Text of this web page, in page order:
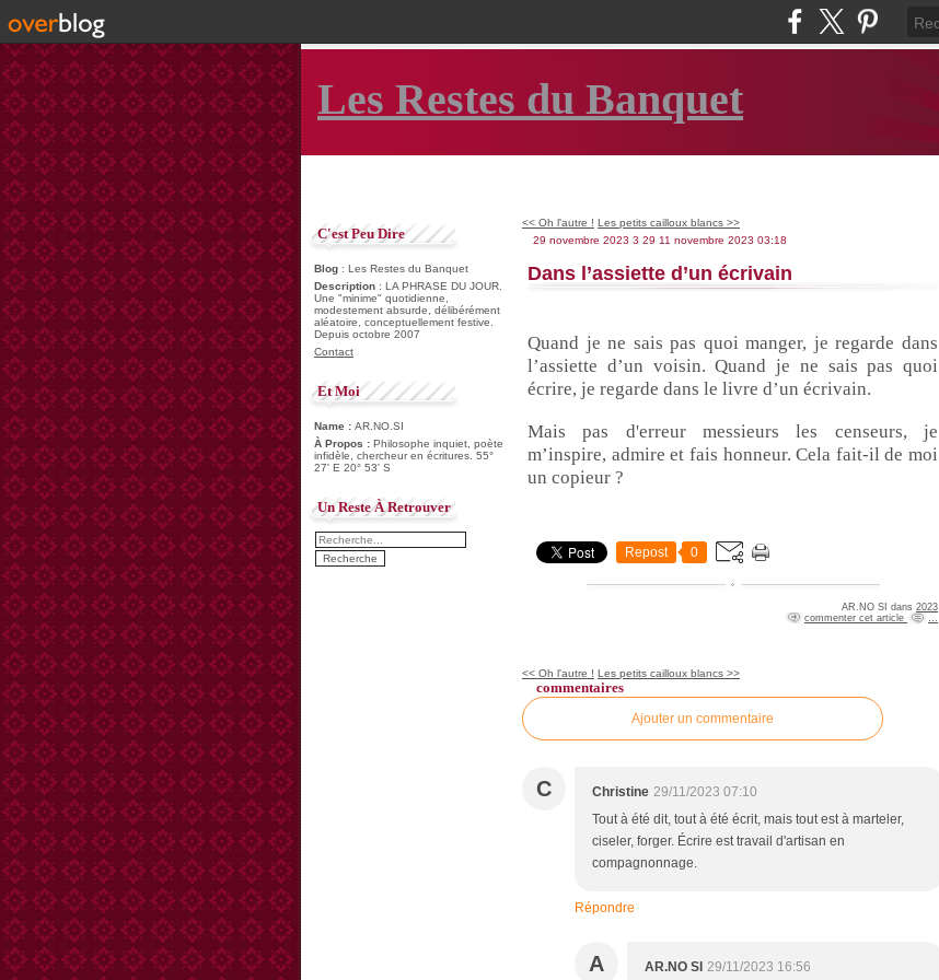
Les Restes du Banquet
C'est Peu Dire
Blog : Les Restes du Banquet
Description : LA PHRASE DU JOUR.
Une "minime" quotidienne,
modestement absurde, délibérément
aléatoire, conceptuellement festive.
Depuis octobre 2007
Contact
Et Moi
Name : AR.NO.SI
À Propos : Philosophe inquiet, poète
infidèle, chercheur en écritures. 55°
27' E 20° 53' S
Un Reste À Retrouver
<< Oh l'autre ! Les petits cailloux blancs >>
29 novembre 2023 3 29 11 novembre 2023 03:18
Dans l’assiette d’un écrivain
Quand je ne sais pas quoi manger, je regarde dans
l’assiette d’un voisin. Quand je ne sais pas quoi
écrire, je regarde dans le livre d’un écrivain.
Mais pas d'erreur messieurs les censeurs, je
m’inspire, admire et fais honneur. Cela fait-il de moi
un copieur ?
Repost 0
AR.NO SI dans 2023
commenter cet article
<< Oh l'autre ! Les petits cailloux blancs >>
commentaires
Ajouter un commentaire
C Christine 29/11/2023 07:10
Tout à été dit, tout à été écrit, mais tout est à marteler,
ciseler, forger. Écrire est travail d'artisan en
compagnonnage.
Répondre
A AR.NO SI 29/11/2023 16:56